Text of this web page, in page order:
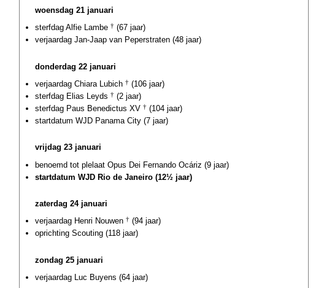
woensdag 21 januari
sterfdag Alfie Lambe † (67 jaar)
verjaardag Jan-Jaap van Peperstraten (48 jaar)
donderdag 22 januari
verjaardag Chiara Lubich † (106 jaar)
sterfdag Elias Leyds † (2 jaar)
sterfdag Paus Benedictus XV † (104 jaar)
startdatum WJD Panama City (7 jaar)
vrijdag 23 januari
benoemd tot plelaat Opus Dei Fernando Ocáriz (9 jaar)
startdatum WJD Rio de Janeiro (12½ jaar)
zaterdag 24 januari
verjaardag Henri Nouwen † (94 jaar)
oprichting Scouting (118 jaar)
zondag 25 januari
verjaardag Luc Buyens (64 jaar)